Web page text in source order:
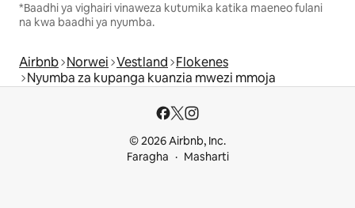
*Baadhi ya vighairi vinaweza kutumika katika maeneo fulani
na kwa baadhi ya nyumba.
Airbnb Norwei Vestland Flokenes
Nyumba za kupanga kuanzia mwezi mmoja
© 2026 Airbnb, Inc.
Faragha
Masharti